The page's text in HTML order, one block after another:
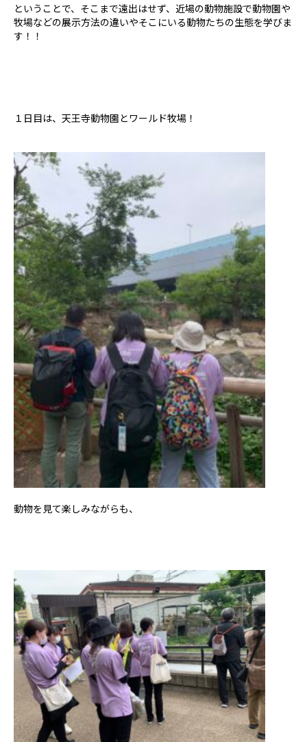
ということで、そこまで遠出はせず、近場の動物施設で動物園や
牧場などの展示方法の違いやそこにいる動物たちの生態を学びま
す！！
１日目は、天王寺動物園とワールド牧場！
動物を見て楽しみながらも、